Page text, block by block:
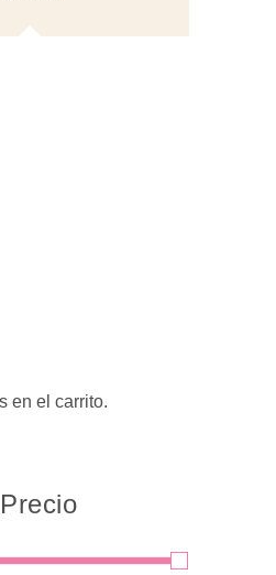
en el carrito.